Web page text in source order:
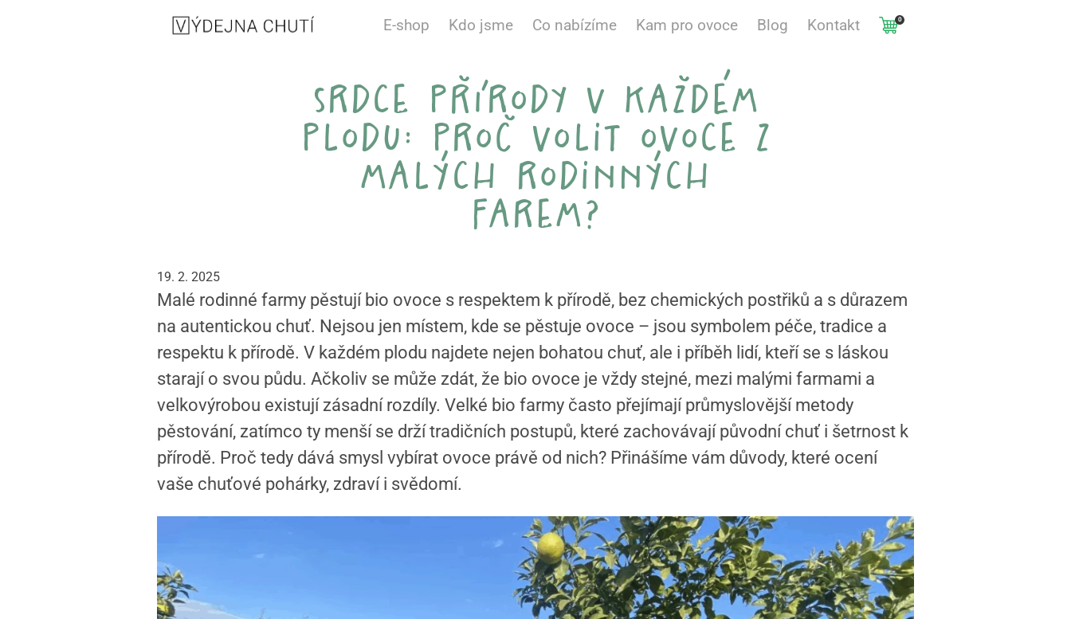
E-shop Kdo jsme Co nabízíme Kam pro ovoce Blog Kontakt 0
srdce přírody v každém
plodu: proč volit ovoce z
malých rodinných
farem?
19. 2. 2025
Malé rodinné farmy pěstují bio ovoce s respektem k přírodě, bez chemických postřiků a s důrazem
na autentickou chuť. Nejsou jen místem, kde se pěstuje ovoce – jsou symbolem péče, tradice a
respektu k přírodě. V každém plodu najdete nejen bohatou chuť, ale i příběh lidí, kteří se s láskou
starají o svou půdu. Ačkoliv se může zdát, že bio ovoce je vždy stejné, mezi malými farmami a
velkovýrobou existují zásadní rozdíly. Velké bio farmy často přejímají průmyslovější metody
pěstování, zatímco ty menší se drží tradičních postupů, které zachovávají původní chuť i šetrnost k
přírodě. Proč tedy dává smysl vybírat ovoce právě od nich? Přinášíme vám důvody, které ocení
vaše chuťové pohárky, zdraví i svědomí.